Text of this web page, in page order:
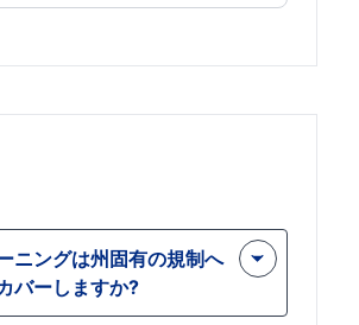
ニングは州固有の規制へ
バーしますか?